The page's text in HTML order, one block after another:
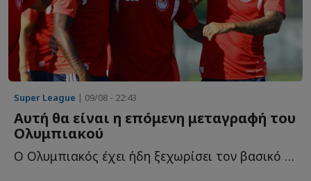
Super League | 09/08 - 22:43
Αυτή θα είναι η επόμενη μεταγραφή του
Ολυμπιακού
Ο Ολυμπιακός έχει ήδη ξεχωρίσει τον βασικό του στόχο γ...